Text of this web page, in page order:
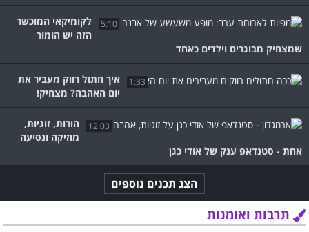
5:10
לקומיקאי המוכשר
הזה יש הומור
שמצחיק מבוגרים וילדים כאחד
1:33
איך חתול רווק מעביר את
יום האהבה? מצחיק!
12:03
הורות, זוגיות,
מוזיקה ונסיעה
אחת - סטנדאפ ענק של אודי כגן
הצג תכנים נוספים
תרבות ואומנות